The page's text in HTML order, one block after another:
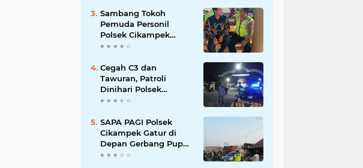
Sambang Tokoh
Pemuda Personil
Polsek Cikampek
Aiptu Sarin Himbau
Cegah C3 dan
Tawuran, Patroli
Dinihari Polsek
Cikampek Pesan
Perumahan
SAPA PAGI Polsek
Cikampek Gatur di
Depan Gerbang Pupuk
Kujang Wujudkan